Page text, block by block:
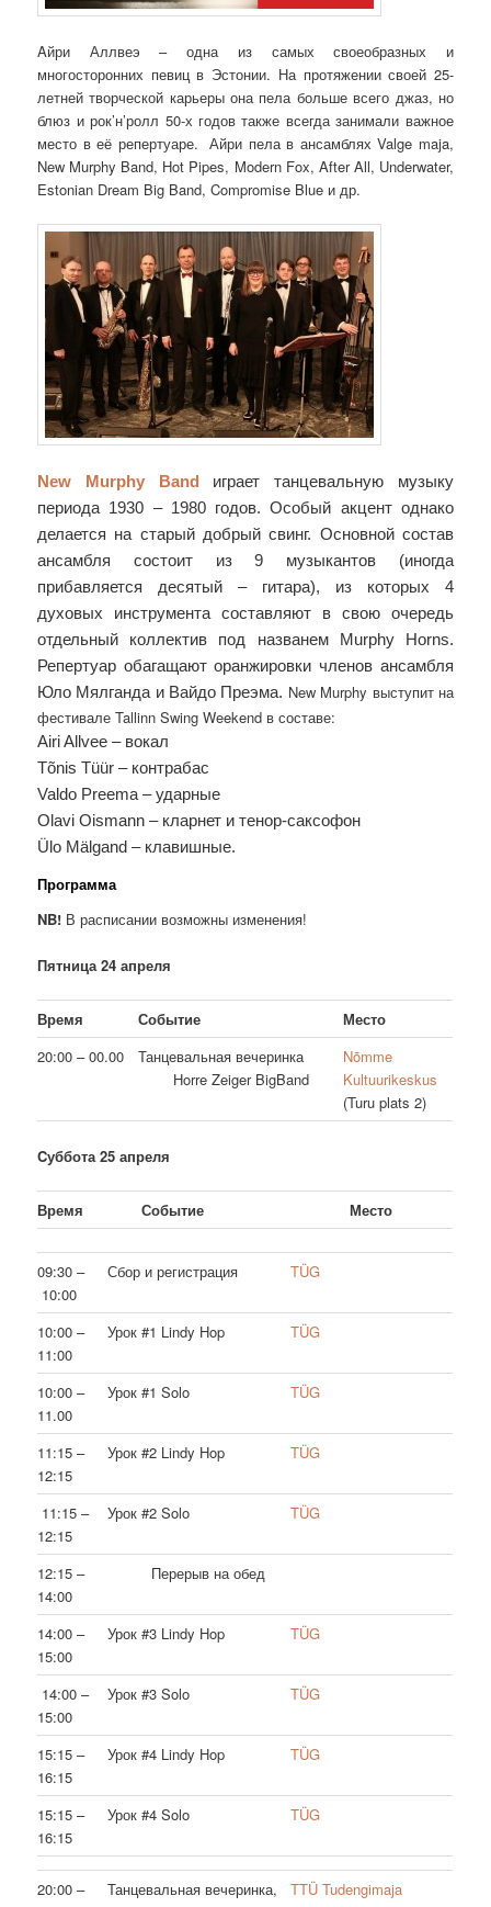
Aйри Аллвеэ – одна из самых своеобразных и
многосторонних певиц в Эстонии. На протяжении своей 25-
летней творческой карьеры она пела больше всего джаз, но
блюз и рок’н’ролл 50-х годов также всегда занимали важное
место в её репертуаре. Айри пела в ансамблях Valge maja,
New Murphy Band, Hot Pipes, Modern Fox, After All, Underwater,
Estonian Dream Big Band, Compromise Blue и др.
New Murphy Band
играет танцевальную музыку
периода 1930 – 1980 годов. Особый акцент однако
делается на старый добрый свинг. Основной состав
ансамбля состоит из 9 музыкантов (иногда
прибавляется десятый – гитара), из которых 4
духовых инструментa составляют в свою очередь
отдельный коллектив под названем Murphy Horns.
Репертуар обагащают оранжировки членов ансамбля
Юло Мялганда и Вайдо Преэма. New Murphy выступит на
фестивале Tallinn Swing Weekend в составе:
Airi Allvee – вокал
Tõnis Tüür – контрабас
Valdo Preema – ударные
Olavi Oismann – кларнет и тенор-саксофон
Ülo Mälgand – клавишные.
Программа
NB! В расписании возможны изменения!
Пятница 24 апреля
Время Событие
Место
20:00 – 00.00
Танцевальная вечеринка
Horre Zeiger BigBand
Nõmme
Kultuurikeskus
(Turu plats 2)
Cуббота 25 апреля
Время Событие Место
09:30 –
10:00
Сбор и регистрация TÜG
10:00 –
11:00
Урок #1 Lindy Hop TÜG
10:00 –
11.00
Урок #1 Solo TÜG
11:15 –
12:15
Урок #2 Lindy Hop TÜG
11:15 –
12:15
Урок #2 Solo TÜG
12:15 –
14:00
Перерыв на обед
14:00 –
15:00
Урок #3 Lindy Hop TÜG
14:00 –
15:00
Урок #3 Solo TÜG
15:15 –
16:15
Урок #4 Lindy Hop TÜG
15:15 –
16:15
Урок #4 Solo TÜG
20:00 –
Танцевальная вечеринка,
TTÜ Tudengimaja